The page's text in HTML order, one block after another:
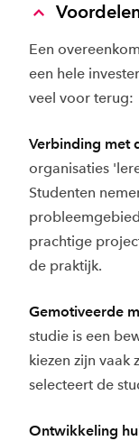
Een
een hele
veel voor terug:
Verbinding met
organisaties
Studenten
prachtige
de praktijk.
Gemotiveerde
studie is een
kiezen zijn vaak
selecteert de
Ontwikkeling